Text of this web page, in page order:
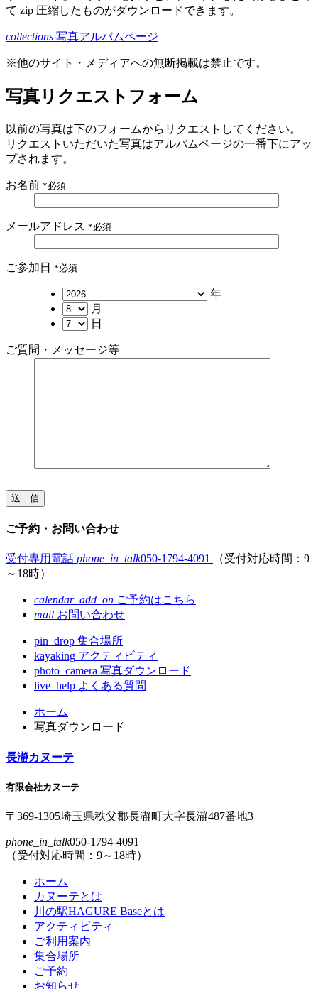
て zip 圧縮したものがダウンロードできます。
collections 写真アルバムページ
※他のサイト・メディアへの無断掲載は禁止です。
写真リクエストフォーム
以前の写真は下のフォームからリクエストしてください。
リクエストいただいた写真はアルバムページの一番下にアッ
プされます。
お名前 *必須
メールアドレス *必須
ご参加日 *必須
年
月
日
ご質問・メッセージ等
ご予約・お問い合わせ
受付専用電話 phone_in_talk050-1794-4091
（受付対応時間：9
～18時）
calendar_add_on ご予約はこちら
mail お問い合わせ
pin_drop 集合場所
kayaking アクティビティ
photo_camera 写真ダウンロード
live_help よくある質問
ン
本
の
頭
へ
の
頭
戻
ホーム
写真ダウンロード
長瀞カヌーテ
有限会社カヌーテ
〒369-1305埼玉県秩父郡長瀞町大字長瀞487番地3
phone_in_talk050-1794-4091
（受付対応時間：9～18時）
ホーム
カヌーテとは
川の駅HAGURE Baseとは
アクティビティ
ご利用案内
集合場所
ご予約
お知らせ